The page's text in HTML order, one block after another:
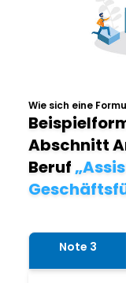
Wie sich eine
Abschnitt
Beruf
Note 3